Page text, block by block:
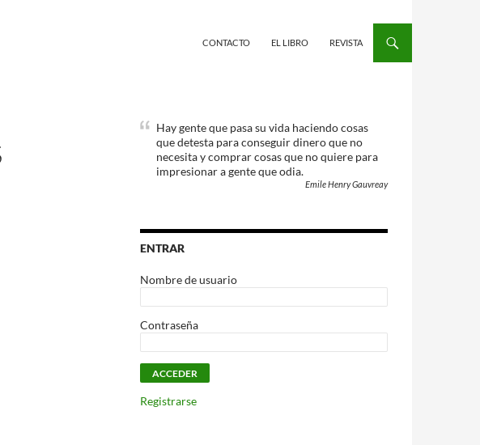
CONTACTO EL LIBRO REVISTA
Hay gente que pasa su vida haciendo cosas
que detesta para conseguir dinero que no
necesita y comprar cosas que no quiere para
impresionar a gente que odia.
Emile Henry Gauvreay
ENTRAR
Nombre de usuario
Contraseña
Registrarse